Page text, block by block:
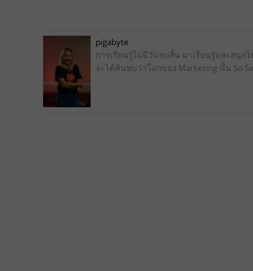
pigabyte
การเรียนรู้ไม่มีวันจบสิ้น มาเรียนรู้และสนุก
จะได้ค้นพบว่าโลกของ Marketing นั้น So